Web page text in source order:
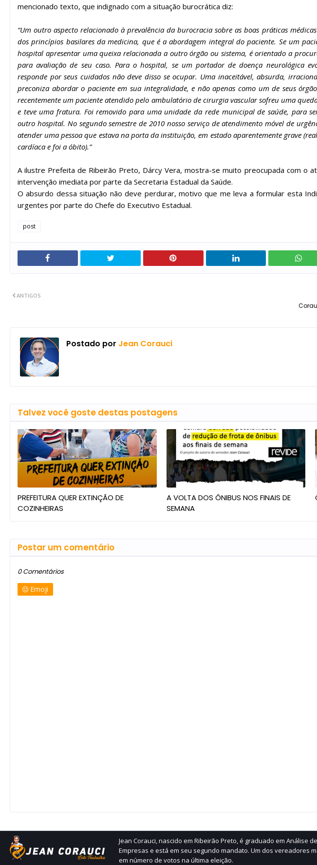
mencionado texto, que indignado com a situação burocrática diz:
“Um outro aspecto relacionado à prevalência da burocracia sobre as boas práticas
dos princípios basilares da medicina, que é a abordagem integral do paciente. Se um
hospital apresentar uma queixa relacionada a outro órgão ou sistema, é orientado a
para avaliação de seu caso. Para o hospital, se um portador de doença neurológica
responde por seus cuidados não deve disso se ocupar. Uma inaceitável, absurda,
preconiza abordar o paciente em sua integralidade, e não apenas como um de seus
recentemente um paciente atendido pelo ambulatório de cirurgia vascular sofreu uma
e teve uma fratura. Foi removido para uma unidade da rede municipal de saúde, para
outro hospital. No segundo semestre de 2010 nosso serviço de atendimento móvel de
atender uma pessoa que estava na porta da instituição, em estado aparentemente grave
cardíaca e foi a óbito).”
A ilustre Prefeita de Ribeirão Preto, Dárcy Vera, mostra-se muito preocupada com o
intervenção imediata por parte da Secretaria Estadual da Saúde.
O absurdo dessa situação não deve perdurar, motivo que me leva a formular esta
urgentes por parte do Chefe do Executivo Estadual.
post
ANTIGOS
Postado por Jean Corauci
Talvez você goste destas postagens
PREFEITURA QUER EXTINÇÃO DE
COZINHEIRAS
A VOLTA DOS ÔNIBUS NOS FINAIS DE
SEMANA
Postar um comentário
0 Comentários
Emoji
Jean Corauci, nascido em Ribeirão Preto, é graduado em Análise
Empresas e está em seu segundo mandato. Um dos vereadores
em número de votos na última eleição.